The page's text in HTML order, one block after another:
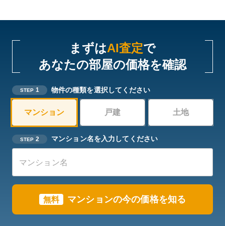
まずはAI査定で
あなたの部屋の価格を確認
STEP 1 物件の種類を選択してください
マンション 戸建 土地
STEP 2 マンション名を入力してください
無料 マンションの今の価格を知る